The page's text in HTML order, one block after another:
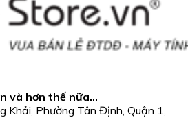
và hơn thế nữa…
Khải, Phường Tân Định, Quận 1,